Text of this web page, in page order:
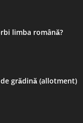
limba română?
grădină (allotment)